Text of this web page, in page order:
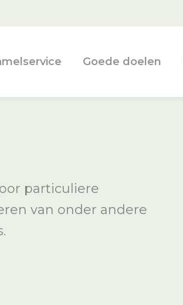
Goede doelen
particuliere
van onder andere